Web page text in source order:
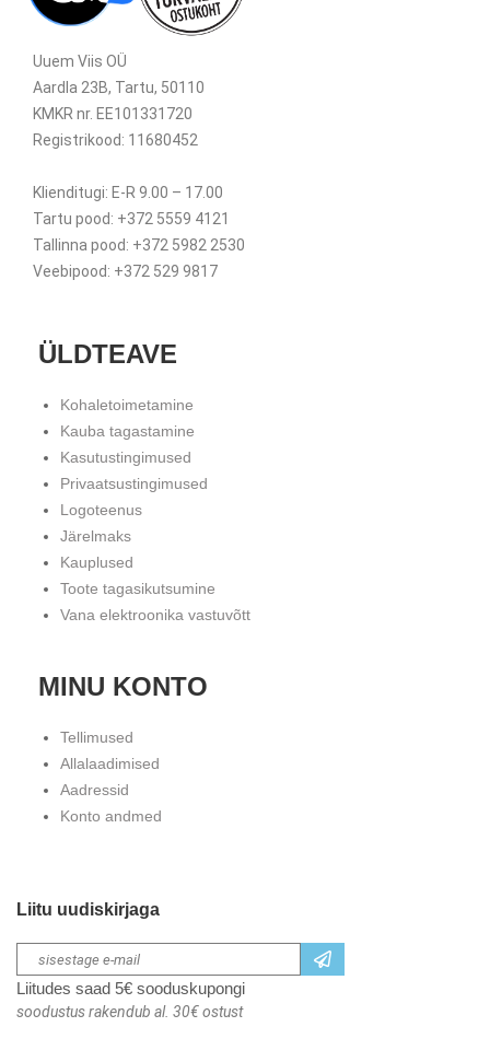
Uuem Viis OÜ
Aardla 23B, Tartu, 50110
KMKR nr. EE101331720
Registrikood: 11680452
Klienditugi: E-R 9.00 – 17.00
Tartu pood: +372 5559 4121
Tallinna pood: +372 5982 2530
Veebipood: +372 529 9817
ÜLDTEAVE
Kohaletoimetamine
Kauba tagastamine
Kasutustingimused
Privaatsustingimused
Logoteenus
Järelmaks
Kauplused
Toote tagasikutsumine
Vana elektroonika vastuvõtt
MINU KONTO
Tellimused
Allalaadimised
Aadressid
Konto andmed
Liitu uudiskirjaga
Liitudes saad 5€ sooduskupongi
soodustus rakendub al. 30€ ostust